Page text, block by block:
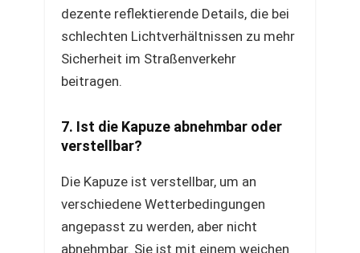
dezente reflektierende Details, die bei
schlechten Lichtverhältnissen zu mehr
Sicherheit im Straßenverkehr
beitragen.
7. Ist die Kapuze abnehmbar oder
verstellbar?
Die Kapuze ist verstellbar, um an
verschiedene Wetterbedingungen
angepasst zu werden, aber nicht
abnehmbar. Sie ist mit einem weichen